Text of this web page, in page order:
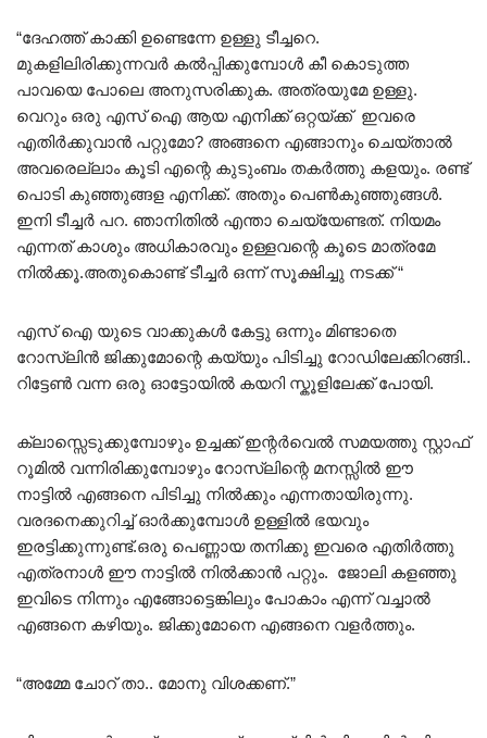
“ദേഹത്ത് കാക്കി ഉണ്ടെന്നേ ഉള്ളു ടീച്ചറെ.
മുകളിലിരിക്കുന്നവർ കൽപ്പിക്കുമ്പോൾ കീ കൊടുത്ത
പാവയെ പോലെ അനുസരിക്കുക. അത്രയുമേ ഉള്ളു.
വെറും ഒരു എസ് ഐ ആയ എനിക്ക് ഒറ്റയ്ക്ക് ഇവരെ
എതിർക്കുവാൻ പറ്റുമോ? അങ്ങനെ എങ്ങാനും ചെയ്‌താൽ
അവരെല്ലാം കൂടി എന്റെ കുടുംബം തകർത്തു കളയും. രണ്ട്
പൊടി കുഞ്ഞുങ്ങള എനിക്ക്. അതും പെൺകുഞ്ഞുങ്ങൾ.
ഇനി ടീച്ചർ പറ. ഞാനിതിൽ എന്താ ചെയ്യേണ്ടത്. നിയമം
എന്നത് കാശും അധികാരവും ഉള്ളവന്റെ കൂടെ മാത്രമേ
നിൽക്കൂ.അതുകൊണ്ട് ടീച്ചർ ഒന്ന്‌ സൂക്ഷിച്ചു നടക്ക് “
എസ് ഐ യുടെ വാക്കുകൾ കേട്ടു ഒന്നും മിണ്ടാതെ
റോസ്‌ലിൻ ജിക്കുമോന്റെ കയ്യും പിടിച്ചു റോഡിലേക്കിറങ്ങി..
റിട്ടേൺ വന്ന ഒരു ഓട്ടോയിൽ കയറി സ്കൂളിലേക്ക് പോയി.
ക്ലാസ്സെടുക്കുമ്പോഴും ഉച്ചക്ക് ഇന്റർവെൽ സമയത്തു സ്റ്റാഫ്‌
റൂമിൽ വന്നിരിക്കുമ്പോഴും റോസ്‌ലിന്റെ മനസ്സിൽ ഈ
നാട്ടിൽ എങ്ങനെ പിടിച്ചു നിൽക്കും എന്നതായിരുന്നു.
വരദനെക്കുറിച്ച് ഓർക്കുമ്പോൾ ഉള്ളിൽ ഭയവും
ഇരട്ടിക്കുന്നുണ്ട്.ഒരു പെണ്ണായ തനിക്കു ഇവരെ എതിർത്തു
എത്രനാൾ ഈ നാട്ടിൽ നിൽക്കാൻ പറ്റും. ജോലി കളഞ്ഞു
ഇവിടെ നിന്നും എങ്ങോട്ടെങ്കിലും പോകാം എന്ന് വച്ചാൽ
എങ്ങനെ കഴിയും. ജിക്കുമോനെ എങ്ങനെ വളർത്തും.
“അമ്മേ ചോറ് താ.. മോനു വിശക്കണ്.”